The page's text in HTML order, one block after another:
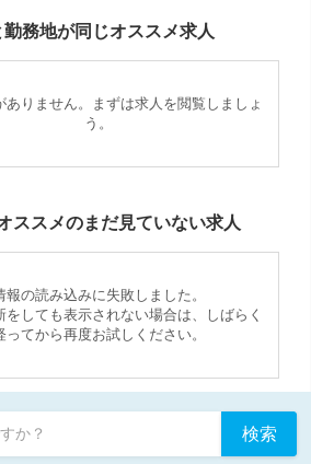
勤務地が同じオススメ求人
ありません。まずは求人を閲覧しましょ
う。
ススメのまだ見ていない求人
報の読み込みに失敗しました。
をしても表示されない場合は、しばらく
ってから再度お試しください。
か？ 検索